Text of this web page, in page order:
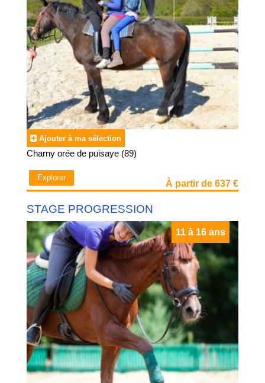
Ajouter à ma sélection
Charny orée de puisaye (89)
Explorer
À partir de 637 €
STAGE PROGRESSION
11 à 16 ans